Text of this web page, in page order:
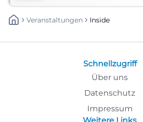
Veranstaltungen Inside
Schnellzugriff
Über uns
Datenschutz
Impressum